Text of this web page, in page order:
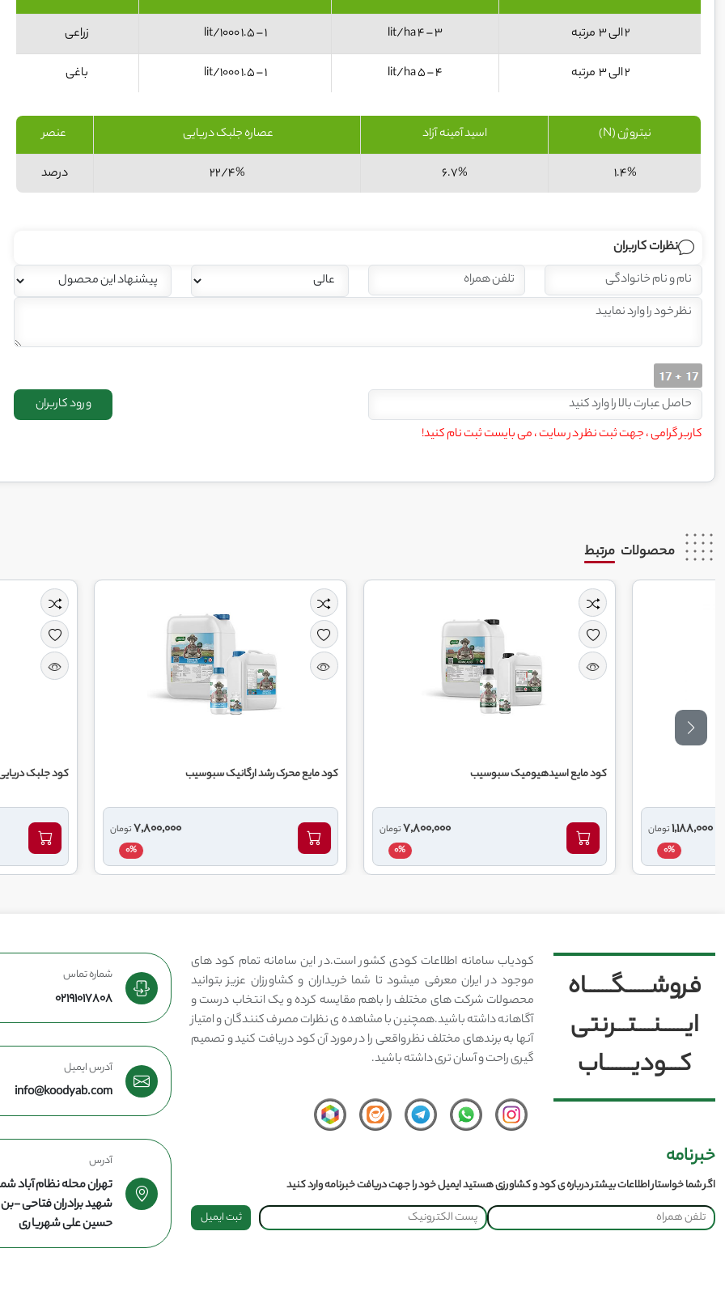
زراعی 1 – 1.5 lit/1000 3 – 4 lit/ha 2 الی 3 مرتبه
باغی 1 – 1.5 lit/1000 4 – 5 lit/ha 2 الی 3 مرتبه
عنصر عصاره جلبک دریایی اسید آمینه آزاد نیتروژن (N)
درصد 22/4% 6.7% 1.4%
نظرات کاربران
کاربر گرامی ، جهت ثبت نظر در سایت ، می بایست ثبت نام کنید!
محصولات مرتبط
کود مایع اسیدهیومیک سبوسیب کود مایع محرک رشد ارگانیک سبوسیب کود جلبک دریایی مارمارین آی اف
فروشــــــگــــــاه
ایــــــنــــتـــرنتی
کـــودیـــــــاب
کودیاب سامانه اطلاعات کودی کشور است.در این سامانه تمام کود های
موجود در ایران معرفی میشود تا شما خریداران و کشاورزان عزیز بتوانید
محصولات شرکت های مختلف را باهم مقایسه کرده و یک انتخاب درست و
آگاهانه داشته باشید.همچنین با مشاهده ی نظرات مصرف کنندگان و امتیاز
آنها به برندهای مختلف نظر واقعی را در مورد آن کود دریافت کنید و تصمیم
گیری راحت و آسان تری داشته باشید.
خبرنامه
اگر شما خواستار اطلاعات بیشتر درباره ی کود و کشاورزی هستید ایمیل خود را جهت دریافت خبرنامه وارد کنید
ثبت ایمیل
شماره تماس
02191017808
آدرس ایمیل
info@koodyab.com
آدرس
تهران محله نظام آباد
شهید برادران فتاحی -
حسین علی شهریاری